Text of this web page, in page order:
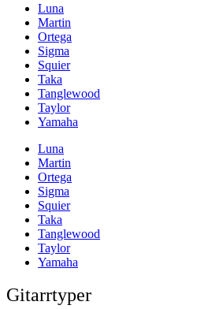
Luna
Martin
Ortega
Sigma
Squier
Taka
Tanglewood
Taylor
Yamaha
Luna
Martin
Ortega
Sigma
Squier
Taka
Tanglewood
Taylor
Yamaha
Gitarrtyper